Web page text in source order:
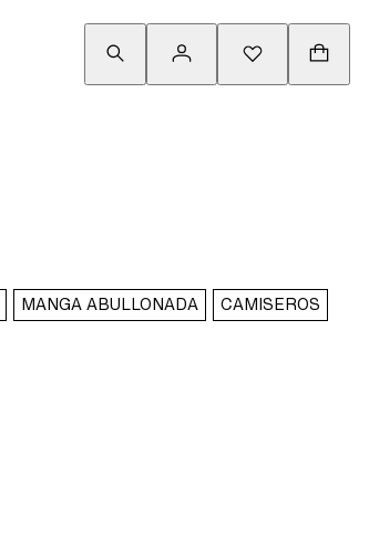
MANGA ABULLONADA CAMISEROS